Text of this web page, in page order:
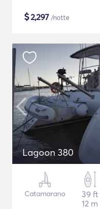
$2,297 /notte
Lagoon 380
Catamarano
39 ft
12 m